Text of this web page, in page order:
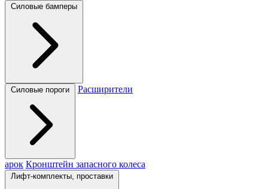
Силовые бамперы
Силовые пороги Расширители
арок Кронштейн запасного колеса
Лифт-комплекты, проставки